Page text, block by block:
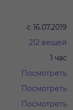
с 16.07.2019
212 вещей
1 час
Посмотреть
Посмотреть
Посмотреть